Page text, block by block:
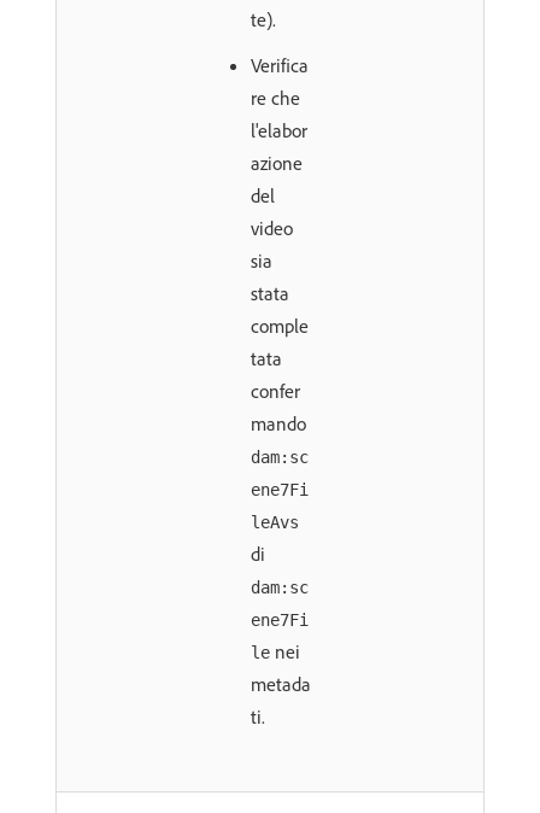
te).
Verifica
re che
l'elabor
azione
del
video
sia
stata
comple
tata
confer
mando
dam:sc
ene7Fi
leAvs
di
dam:sc
ene7Fi
le nei
metada
ti.